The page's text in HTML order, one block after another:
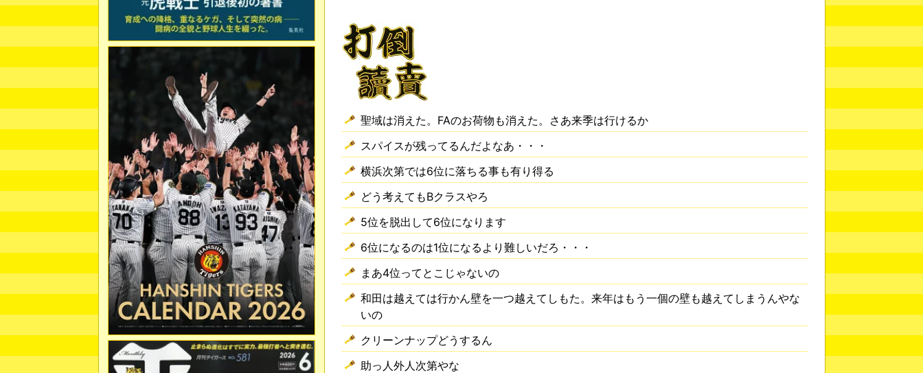
聖域は消えた。FAのお荷物も消えた。さあ来季は行けるか
スパイスが残ってるんだよなあ・・・
横浜次第では6位に落ちる事も有り得る
どう考えてもBクラスやろ
5位を脱出して6位になります
6位になるのは1位になるより難しいだろ・・・
まあ4位ってとこじゃないの
和田は越えては行かん壁を一つ越えてしもた。来年はもう一個の壁も越えてしまうんやな
いの
クリーンナップどうするん
助っ人外人次第やな